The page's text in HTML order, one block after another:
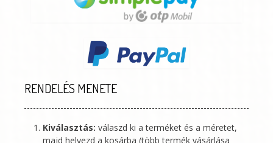
RENDELÉS MENETE
Kiválasztás: válaszd ki a terméket és a méretet,
majd helyezd a kosárba (több termék vásárlása